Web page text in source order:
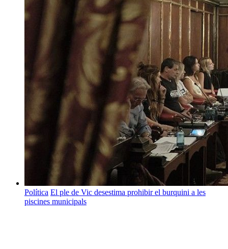
Política El ple de Vic desestima prohibir el burquini a les
piscines municipals